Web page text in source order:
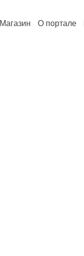
Магазин О портале